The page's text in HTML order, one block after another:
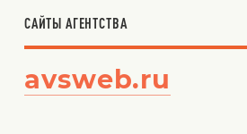
САЙТЫ АГЕНТСТВА
avsweb.ru